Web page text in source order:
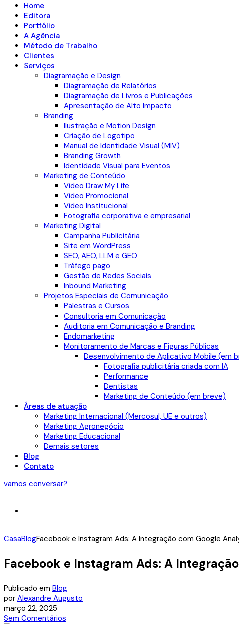
Home
Editora
Portfólio
A Agência
Método de Trabalho
Clientes
Serviços
Diagramação e Design
Diagramação de Relatórios
Diagramação de Livros e Publicações
Apresentação de Alto Impacto
Branding
Ilustração e Motion Design
Criação de Logotipo
Manual de Identidade Visual (MIV)
Branding Growth
Identidade Visual para Eventos
Marketing de Conteúdo
Vídeo Draw My Life
Vídeo Promocional
Vídeo Institucional
Fotografia corporativa e empresarial
Marketing Digital
Campanha Publicitária
Site em WordPress
SEO, AEO, LLM e GEO
Tráfego pago
Gestão de Redes Sociais
Inbound Marketing
Projetos Especiais de Comunicação
Palestras e Cursos
Consultoria em Comunicação
Auditoria em Comunicação e Branding
Endomarketing
Monitoramento de Marcas e Figuras Públicas
Desenvolvimento de Aplicativo Mobile (em
Fotografia publicitária criada com IA
Performance
Dentistas
Marketing de Conteúdo (em breve)
Áreas de atuação
Marketing Internacional (Mercosul, UE e outros)
Marketing Agronegócio
Marketing Educacional
Demais setores
Blog
Contato
vamos conversar?
CasaBlogFacebook e Instagram Ads: A Integração com Google
Facebook e Instagram Ads: A
Publicado em Blog
por Alexandre Augusto
março 22, 2025
Sem Comentários